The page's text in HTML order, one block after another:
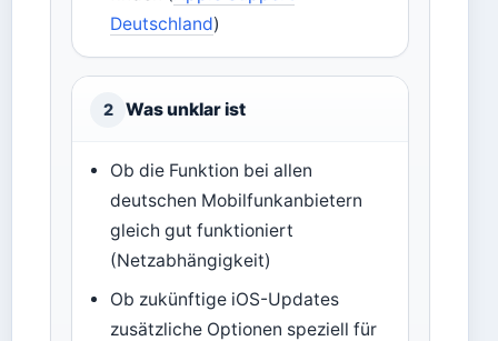
Deutschland)
2 Was unklar ist
Ob die Funktion bei allen
deutschen Mobilfunkanbietern
gleich gut funktioniert
(Netzabhängigkeit)
Ob zukünftige iOS-Updates
zusätzliche Optionen speziell für